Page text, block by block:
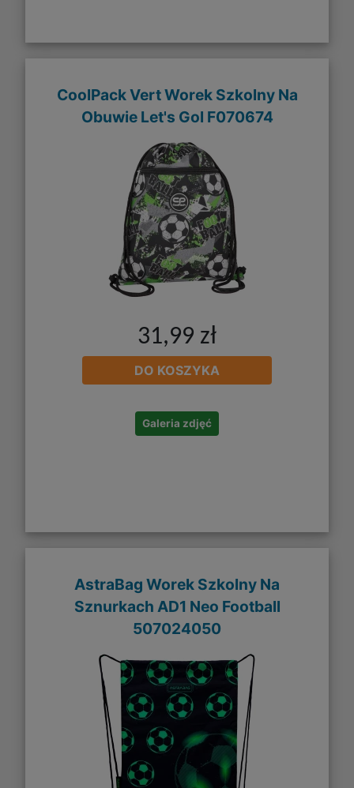
CoolPack Vert Worek Szkolny Na
Obuwie Let's Gol F070674
31,99 zł
DO KOSZYKA
Galeria zdjęć
AstraBag Worek Szkolny Na
Sznurkach AD1 Neo Football
507024050